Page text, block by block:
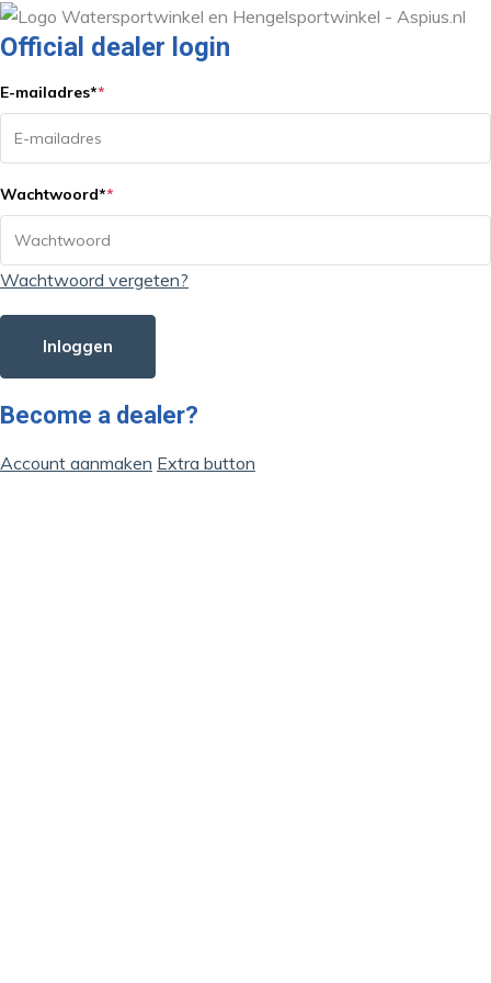
Official dealer login
E-mailadres**
Wachtwoord**
Wachtwoord vergeten?
Inloggen
Become a dealer?
Account aanmaken Extra button